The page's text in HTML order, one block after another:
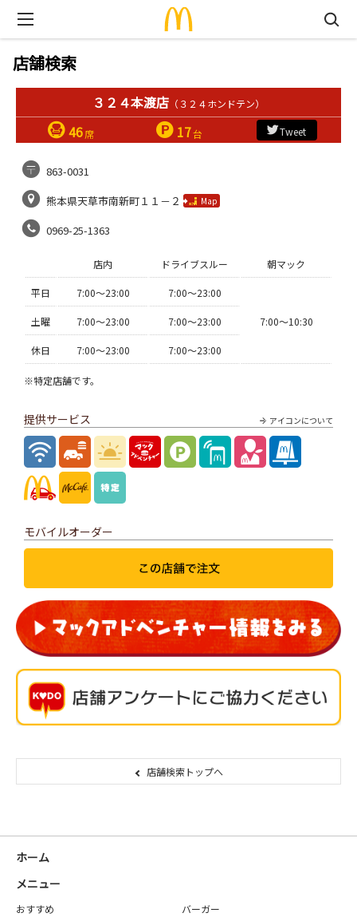
店舗検索
３２４本渡店 （３２４ホンドテン）
46席 17台 Tweet
863-0031
熊本県天草市南新町１１－２
Map
0969-25-1363
店内 ドライブスルー 朝マック
平日 7:00〜23:00 7:00〜23:00
7:00〜10:30
土曜 7:00〜23:00 7:00〜23:00
休日 7:00〜23:00 7:00〜23:00
※特定店舗です。
アイコンについて
提供サービス
モバイルオーダー
店舗検索トップへ
ホーム
メニュー
おすすめ
バーガー